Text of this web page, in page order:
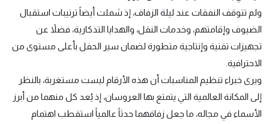
ولم تتوقف النفقات عند ليلة الزفاف، إذ شملت أيضاً ترتيبات استقبال
الضيوف وإقامتهم، وخدمات النقل، والهدايا التذكارية، فضلاً عن
تجهيزات تقنية وإنتاجية متطورة لضمان سير الحفل بأعلى مستوى من
الاحترافية.
ويرى خبراء تنظيم المناسبات أن هذه الأرقام ليست مستغربة، بالنظر
إلى المكانة العالمية التي يتمتع بها العروسان، إذ يُعد كل منهما من أبرز
الأسماء في مجاله، ما جعل زفافهما حدثاً عالمياً استقطب اهتمام